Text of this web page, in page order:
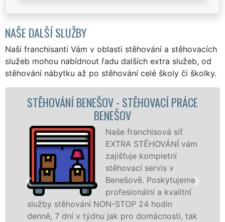
NAŠE DALŠÍ SLUŽBY
Naši franchisanti Vám v oblasti stěhování a stěhovacích
služeb mohou nabídnout řadu dalších extra služeb, od
stěhování nábytku až po stěhování celé školy či školky.
STĚHOVACÍ SLUŽBA BENEŠOV -
STĚHOVACÍ FIRMA BENEŠOV
Poskytujeme
stěhovací služby v
Benešově na
špičkové úrovni se
speciální stěhovací
technikou. Tyto
služby zajišťujeme domácnostem i firmám v
celém okresu Benešov se zárukou kvality